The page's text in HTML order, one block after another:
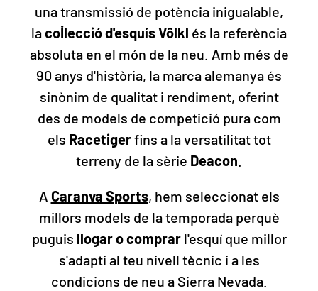
una transmissió de potència inigualable,
lacol·lecció d'esquís Völkl és la referència
absoluta en el món de la neu. Amb més de
90 anys d'història, la marca alemanya és
sinònim de qualitat i rendiment, oferint
des de models de competició pura com
els Racetigerfins a la versatilitat tot
terreny de la sèrie Deacon.
A Caranva Sports, hem seleccionat els
millors models de la temporada perquè
puguis llogar o comprarl'esquí que millor
s'adapti al teu nivell tècnic i a les
condicions de neu a Sierra Nevada.